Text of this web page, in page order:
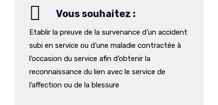
Vous souhaitez :
Etablir la preuve de la survenance d’un accident
subi en service ou d’une maladie contractée à
l’occasion du service afin d’obtenir la
reconnaissance du lien avec le service de
l’affection ou de la blessure